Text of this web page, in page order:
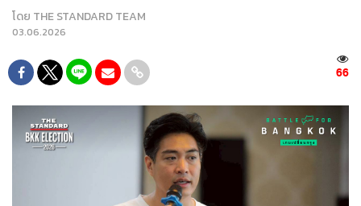
โดย THE STANDARD TEAM
03.06.2026
66